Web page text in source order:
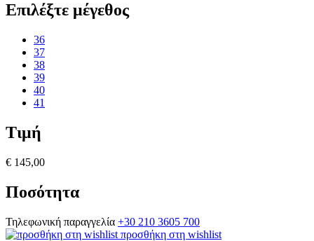
Επιλέξτε μέγεθος
36
37
38
39
40
41
Τιμή
€ 145,00
Ποσότητα
Τηλεφωνική παραγγελία +30 210 3605 700
προσθήκη στη wishlist